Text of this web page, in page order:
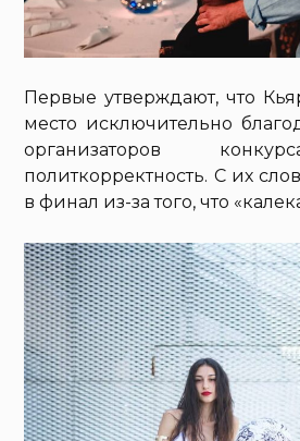
Первые утверждают, что
место исключительно
организаторов
политкорректность. С их
в финал из-за того, что